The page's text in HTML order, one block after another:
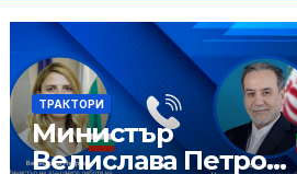
ТРАКТОРИ
Министър
Велислава Петрова